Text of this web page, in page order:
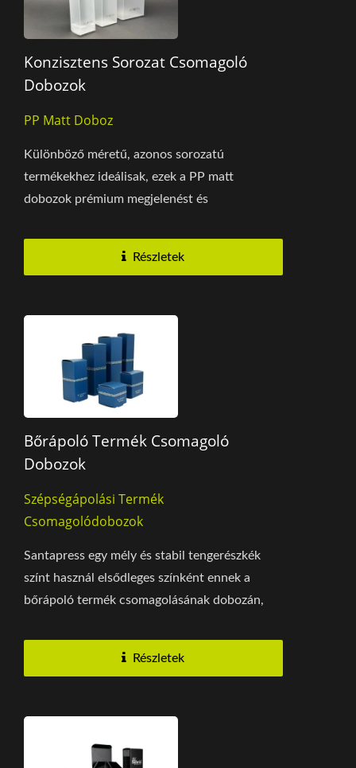
Konzisztens Sorozat Csomagoló
Dobozok
PP Matt Doboz
Különböző méretű, azonos sorozatú
termékekhez ideálisak, ezek a PP matt
dobozok prémium megjelenést és
Részletek
Bőrápoló Termék Csomagoló
Dobozok
Szépségápolási Termék
Csomagolódobozok
Santapress egy mély és stabil tengerészkék
színt használ elsődleges színként ennek a
bőrápoló termék csomagolásának dobozán,
Részletek